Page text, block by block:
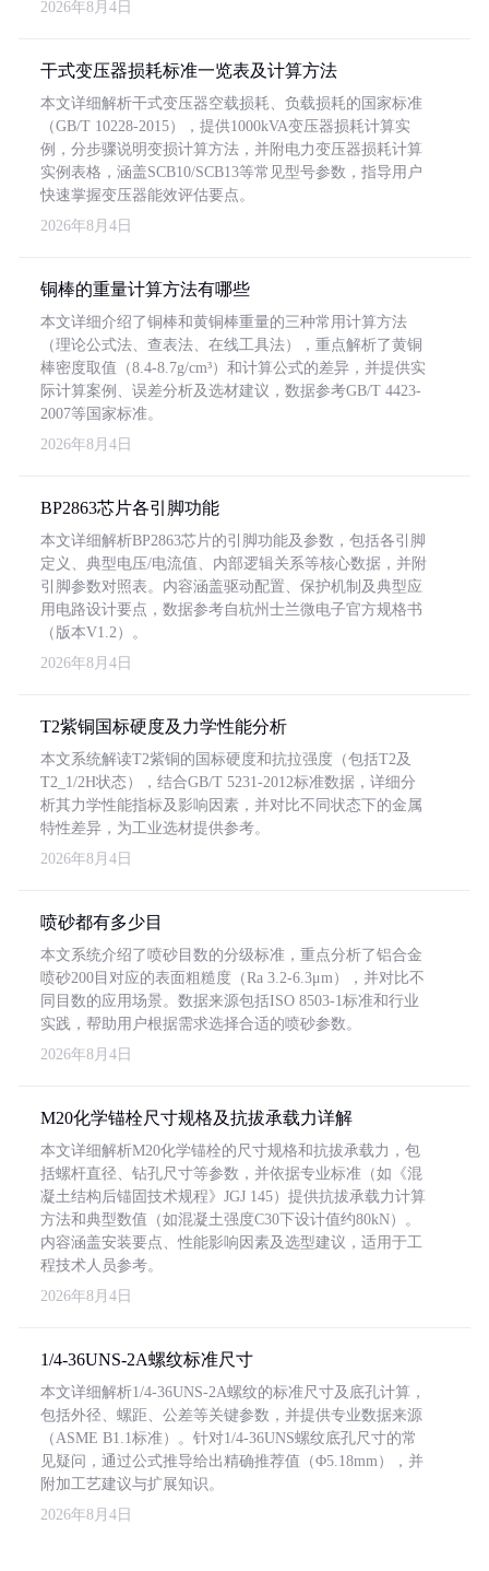
2026年8月4日
干式变压器损耗标准一览表及计算方法
本文详细解析干式变压器空载损耗、负载损耗的国家标准
（GB/T 10228-2015），提供1000kVA变压器损耗计算实
例，分步骤说明变损计算方法，并附电力变压器损耗计算
实例表格，涵盖SCB10/SCB13等常见型号参数，指导用户
快速掌握变压器能效评估要点。
2026年8月4日
铜棒的重量计算方法有哪些
本文详细介绍了铜棒和黄铜棒重量的三种常用计算方法
（理论公式法、查表法、在线工具法），重点解析了黄铜
棒密度取值（8.4-8.7g/cm³）和计算公式的差异，并提供实
际计算案例、误差分析及选材建议，数据参考GB/T 4423-
2007等国家标准。
2026年8月4日
BP2863芯片各引脚功能
本文详细解析BP2863芯片的引脚功能及参数，包括各引脚
定义、典型电压/电流值、内部逻辑关系等核心数据，并附
引脚参数对照表。内容涵盖驱动配置、保护机制及典型应
用电路设计要点，数据参考自杭州士兰微电子官方规格书
（版本V1.2）。
2026年8月4日
T2紫铜国标硬度及力学性能分析
本文系统解读T2紫铜的国标硬度和抗拉强度（包括T2及
T2_1/2H状态），结合GB/T 5231-2012标准数据，详细分
析其力学性能指标及影响因素，并对比不同状态下的金属
特性差异，为工业选材提供参考。
2026年8月4日
喷砂都有多少目
本文系统介绍了喷砂目数的分级标准，重点分析了铝合金
喷砂200目对应的表面粗糙度（Ra 3.2-6.3μm），并对比不
同目数的应用场景。数据来源包括ISO 8503-1标准和行业
实践，帮助用户根据需求选择合适的喷砂参数。
2026年8月4日
M20化学锚栓尺寸规格及抗拔承载力详解
本文详细解析M20化学锚栓的尺寸规格和抗拔承载力，包
括螺杆直径、钻孔尺寸等参数，并依据专业标准（如《混
凝土结构后锚固技术规程》JGJ 145）提供抗拔承载力计算
方法和典型数值（如混凝土强度C30下设计值约80kN）。
内容涵盖安装要点、性能影响因素及选型建议，适用于工
程技术人员参考。
2026年8月4日
1/4-36UNS-2A螺纹标准尺寸
本文详细解析1/4-36UNS-2A螺纹的标准尺寸及底孔计算，
包括外径、螺距、公差等关键参数，并提供专业数据来源
（ASME B1.1标准）。针对1/4-36UNS螺纹底孔尺寸的常
见疑问，通过公式推导给出精确推荐值（Φ5.18mm），并
附加工艺建议与扩展知识。
2026年8月4日